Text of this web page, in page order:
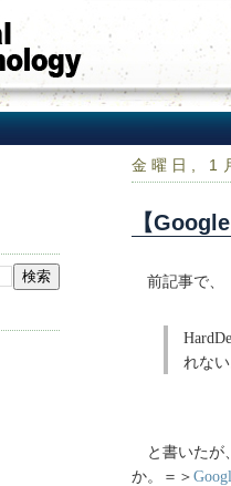
金曜日, 1
【
前記事で、
れない
と書いたが
か。＝＞